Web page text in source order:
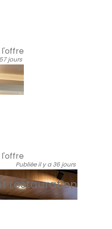
l'offre
jours
l'offre
Publiée il y a 36 jours
restauration